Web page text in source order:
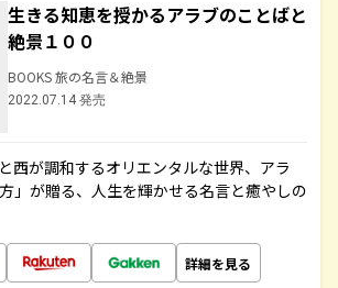
生きる知恵を授かるアラブのことばと
絶景１００
BOOKS 旅の名言＆絶景
2022.07.14 発売
西が調和するオリエンタルな世界、アラ
」が贈る、人生を輝かせる名言と癒やしの
詳細を見る